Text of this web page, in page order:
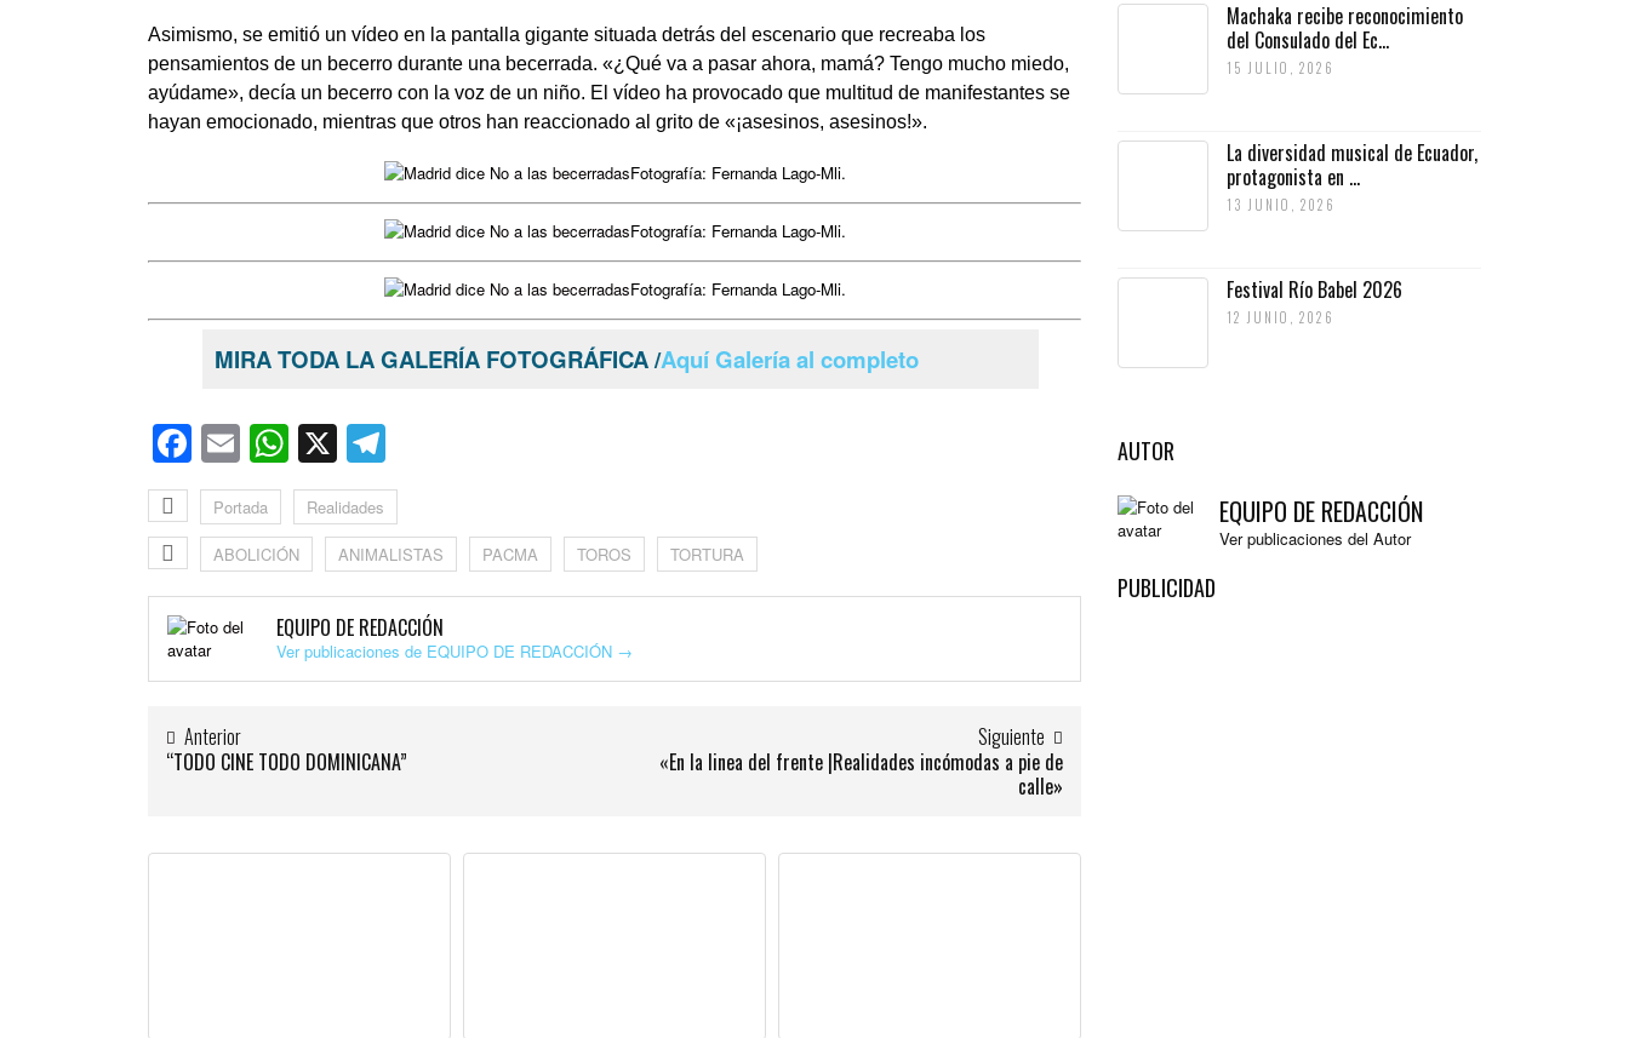
Asimismo, se emitió un vídeo en la pantalla gigante situada detrás del escenario que recreaba los
pensamientos de un becerro durante una becerrada. «¿Qué va a pasar ahora, mamá? Tengo mucho miedo,
ayúdame», decía un becerro con la voz de un niño. El vídeo ha provocado que multitud de manifestantes se
hayan emocionado, mientras que otros han reaccionado al grito de «¡asesinos, asesinos!».
Fotografía: Fernanda Lago-Mli.
Fotografía: Fernanda Lago-Mli.
Fotografía: Fernanda Lago-Mli.
MIRA TODA LA GALERÍA FOTOGRÁFICA /Aquí Galería al completo
Facebook
EmailWhatsApp
X
Portada Realidades
ABOLICIÓN ANIMALISTAS PACMA TOROS TORTURA
EQUIPO DE REDACCIÓN
Ver publicaciones de EQUIPO DE REDACCIÓN →
Anterior
“TODO CINE TODO DOMINICANA”
Siguiente
«En la linea del frente |Realidades incómodas a pie de
calle»
Machaka recibe reconocimiento
del Consulado del Ec...
15 JULIO, 2026
La diversidad musical de Ecuador,
protagonista en ...
13 JUNIO, 2026
Festival Río Babel 2026
12 JUNIO, 2026
AUTOR
EQUIPO DE REDACCIÓN
Ver publicaciones del Autor
PUBLICIDAD